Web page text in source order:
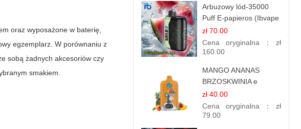
oraz wyposażone w baterię,
egzemplarz. W porównaniu z
sobą żadnych akcesoriów czy
smakiem.
Arbuzowy lód-35000
Puff E-papieros (Ibvape
Bar )
zł 70.00
Cena oryginalna： zł
160.00
MANGO ANANAS
BRZOSKWINIA e
papierosy – 12.000
zaciągnięć
zł 40.00
Cena oryginalna： zł
79.00